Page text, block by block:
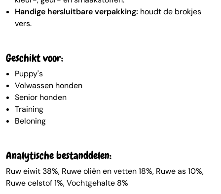
Handige hersluitbare verpakking: houdt de brokjes
vers.
Geschikt voor:
Puppy's
Volwassen honden
Senior honden
Training
Beloning
Analytische bestanddelen:
Ruw eiwit 38%, Ruwe oliën en vetten 18%, Ruwe as 10%,
Ruwe celstof 1%, Vochtgehalte 8%